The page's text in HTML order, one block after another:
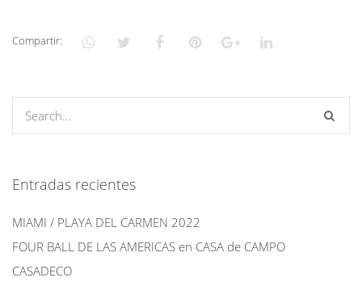
Compartir:
Entradas recientes
MIAMI / PLAYA DEL CARMEN 2022
FOUR BALL DE LAS AMERICAS en CASA de CAMPO
CASADECO